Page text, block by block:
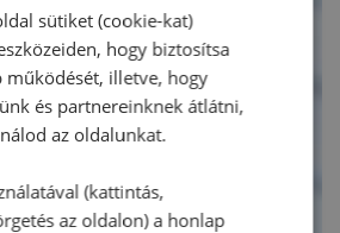
sütiket (cookie-kat)
hogy biztosítsa
működését, illetve, hogy
és partnereinknek átlátni,
az oldalunkat.
(kattintás,
az oldalon) a honlap